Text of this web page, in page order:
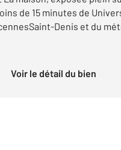
de 15 minutes de
Denis et du
Voir le détail du bien